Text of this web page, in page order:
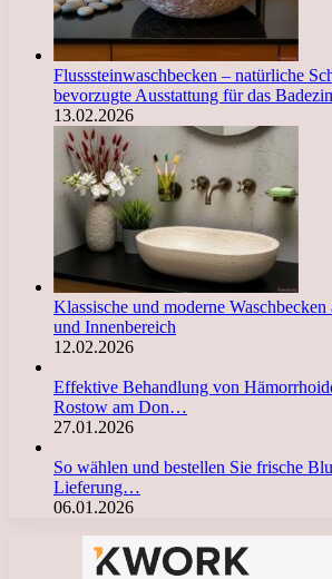
Flusssteinwaschbecken – natürliche
bevorzugte Ausstattung für das
13.02.2026
Klassische und moderne
und Innenbereich
12.02.2026
Effektive Behandlung von
Rostow am Don…
27.01.2026
So wählen und bestellen Sie frische
Lieferung…
06.01.2026